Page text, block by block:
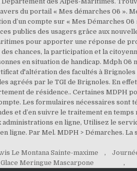
Le Montana Sainte-maxime ,
Glace Meringue Mascarpone ,